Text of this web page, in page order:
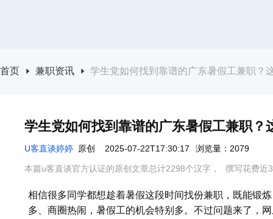
首页 兼职资讯 学生党如何找到靠谱的广东暑假工兼职？
学生党如何找到靠谱的广东暑假工兼职？
U客直谈婷婷 原创 2025-07-22T17:30:17 浏览量：2079
本篇u客直谈官方认证的原创文章总计2298个汉字， 撰写花费近
相信很多同学都想趁着暑假这段时间找份兼职，既能锻
多、商圈热闹，暑假工的机会特别多。不过问题来了，